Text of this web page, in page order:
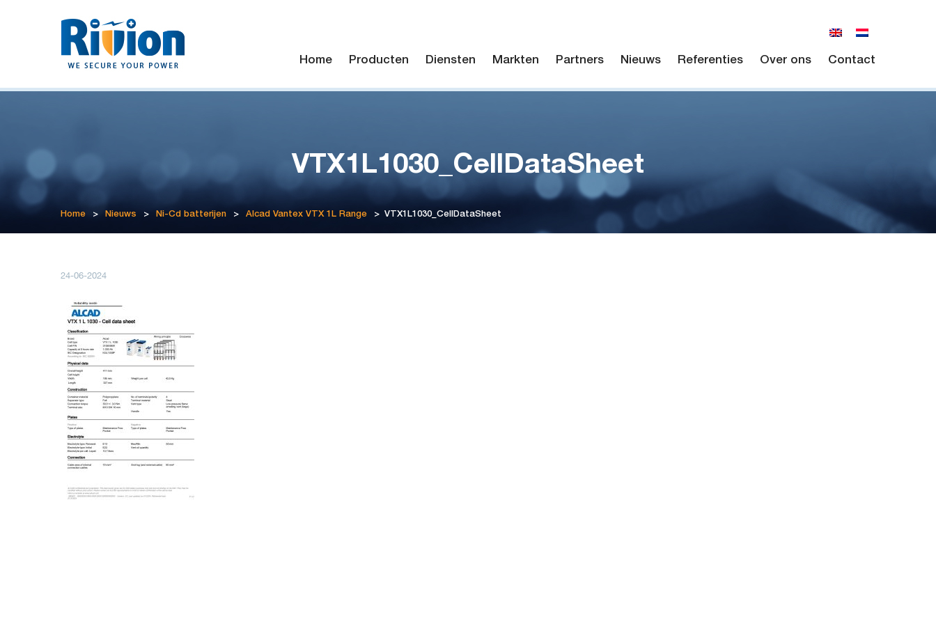
Home Producten Diensten Markten Partners Nieuws Referenties Over ons Contact
VTX1L1030_CellDataSheet
Home > Nieuws > Ni-Cd batterijen > Alcad Vantex VTX 1L Range > VTX1L1030_CellDataSheet
24-06-2024